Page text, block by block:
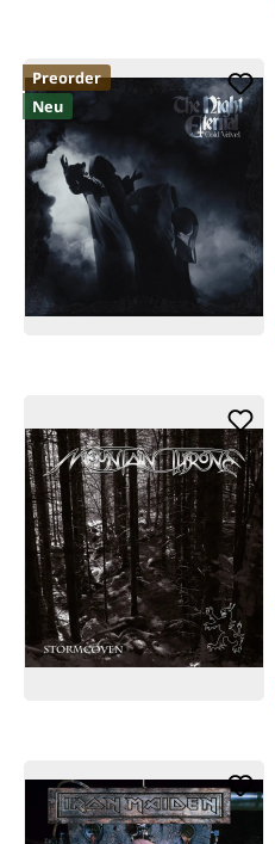
Preorder
Neu